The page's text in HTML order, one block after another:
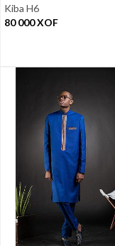
Kiba H6
80 000XOF